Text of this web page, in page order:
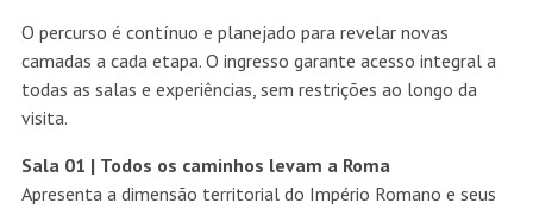
O percurso é contínuo e planejado para revelar novas
camadas a cada etapa. O ingresso garante acesso integral a
todas as salas e experiências, sem restrições ao longo da
visita.
Sala 01 | Todos os caminhos levam a Roma
Apresenta a dimensão territorial do Império Romano e seus